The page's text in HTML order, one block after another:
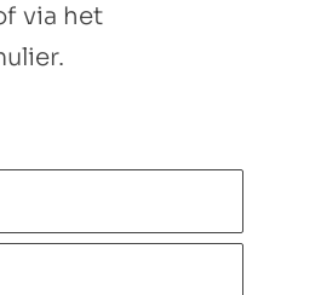
via het